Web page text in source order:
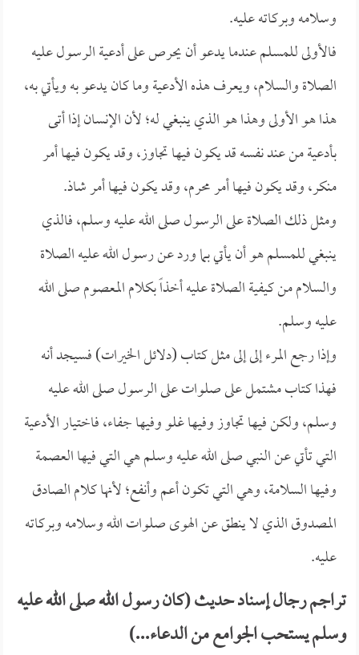
وسلامه وبركاته عليه.
فالأولى للمسلم عندما يدعو أن يحرص على أدعية الرسول عليه
الصلاة والسلام، ويعرف هذه الأدعية وما كان يدعو به ويأتي به،
هذا هو الأولى وهذا هو الذي ينبغي له؛ لأن الإنسان إذا أتى
بأدعية من عند نفسه قد يكون فيها تجاوز، وقد يكون فيها أمر
منكر، وقد يكون فيها أمر محرم، وقد يكون فيها أمر شاذ.
ومثل ذلك الصلاة على الرسول صلى الله عليه وسلم، فالذي
ينبغي للمسلم هو أن يأتي بما ورد عن رسول الله عليه الصلاة
والسلام من كيفية الصلاة عليه أخذاً بكلام المعصوم صلى الله
عليه وسلم.
وإذا رجع المرء إلى إلى مثل كتاب (دلائل الخيرات) فسيجد أنه
فهذا كتاب مشتمل على صلوات على الرسول صلى الله عليه
وسلم، ولكن فيها تجاوز وفيها غلو وفيها جفاء، فاختيار الأدعية
التي تأتي عن النبي صلى الله عليه وسلم هي التي فيها العصمة
وفيها السلامة، وهي التي تكون أعم وأنفع؛ لأنها كلام الصادق
المصدوق الذي لا ينطق عن الهوى صلوات الله وسلامه وبركاته
عليه.
تراجم رجال إسناد حديث (كان رسول الله صلى الله عليه
وسلم يستحب الجوامع من الدعاء...)